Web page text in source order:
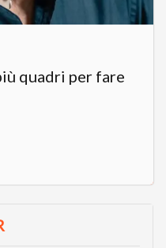
quadri per fare